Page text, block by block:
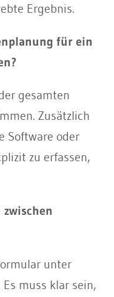
Ergebnis.
für ein
gesamten
Zusätzlich
Software oder
zu erfassen,
unter
muss klar sein,